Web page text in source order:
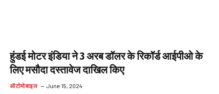
हुंडई मोटर इंडिया ने 3 अरब डॉलर के रिकॉर्ड आईपीओ के
लिए मसौदा दस्तावेज दाखिल किए
ऑटोमोबाइल June 15, 2024